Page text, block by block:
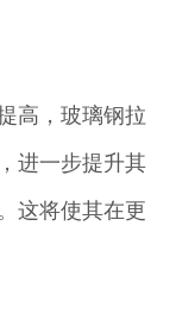
高，玻璃钢拉
进一步提升其
这将使其在更